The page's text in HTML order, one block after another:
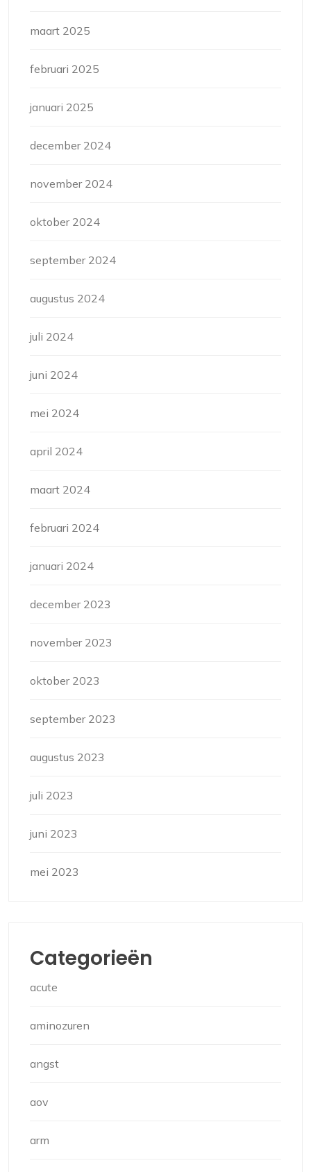
maart 2025
februari 2025
januari 2025
december 2024
november 2024
oktober 2024
september 2024
augustus 2024
juli 2024
juni 2024
mei 2024
april 2024
maart 2024
februari 2024
januari 2024
december 2023
november 2023
oktober 2023
september 2023
augustus 2023
juli 2023
juni 2023
mei 2023
Categorieën
acute
aminozuren
angst
aov
arm